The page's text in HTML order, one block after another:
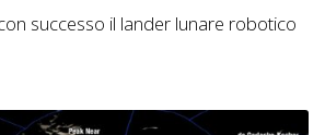
successo il lander lunare robotico